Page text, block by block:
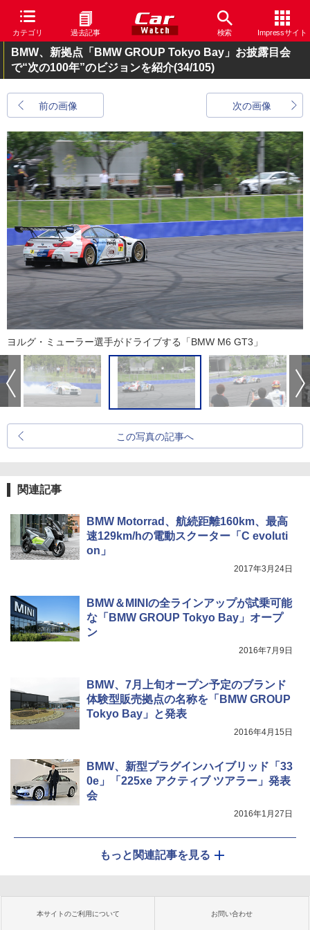
カテゴリ 過去記事 検索 Impressサイト
BMW、新拠点「BMW GROUP Tokyo Bay」お披露目会
で“次の100年”のビジョンを紹介(34/105)
前の画像 次の画像
ヨルグ・ミューラー選手がドライブする「BMW M6 GT3」
この写真の記事へ
関連記事
BMW Motorrad、航続距離160km、最高
速129km/hの電動スクーター「C evoluti
on」
2017年3月24日
BMW＆MINIの全ラインアップが試乗可能
な「BMW GROUP Tokyo Bay」オープ
ン
2016年7月9日
BMW、7月上旬オープン予定のブランド
体験型販売拠点の名称を「BMW GROUP
Tokyo Bay」と発表
2016年4月15日
BMW、新型プラグインハイブリッド「33
0e」「225xe アクティブ ツアラー」発表
会
2016年1月27日
もっと関連記事を見る
本サイトのご利用について お問い合わせ